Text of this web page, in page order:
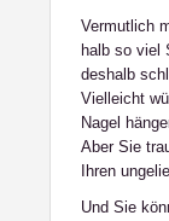
Vermutlich
halb so viel
deshalb
Vielleicht
Nagel
Aber Sie
Ihren
Und Sie